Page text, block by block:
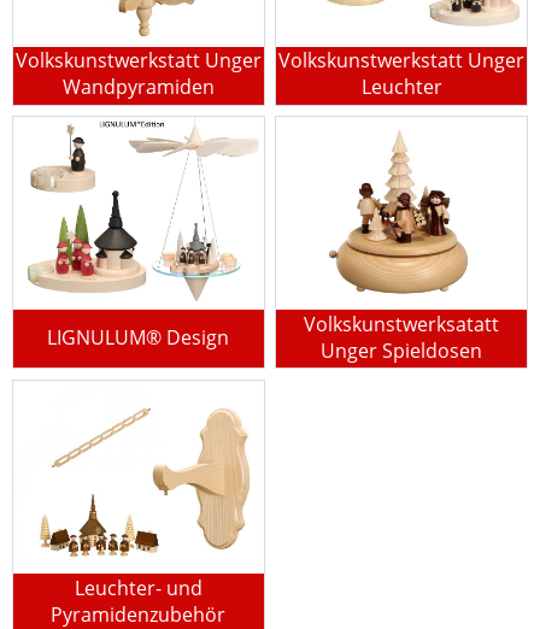
Volkskunstwerkstatt Unger
Wandpyramiden
Volkskunstwerkstatt Unger
Leuchter
LIGNULUM® Design
Volkskunstwerksatatt
Unger Spieldosen
Leuchter- und
Pyramidenzubehör